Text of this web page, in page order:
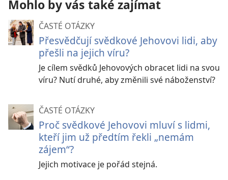
Mohlo by vás také zajímat
ČASTÉ OTÁZKY
Přesvědčují svědkové Jehovovi lidi, aby
přešli na jejich víru?
Je cílem svědků Jehovových obracet lidi na svou
víru? Nutí druhé, aby změnili své náboženství?
ČASTÉ OTÁZKY
Proč svědkové Jehovovi mluví s lidmi,
kteří jim už předtím řekli „nemám
zájem“?
Jejich motivace je pořád stejná.